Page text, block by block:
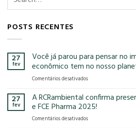
POSTS RECENTES
27
fev
Você já parou para pensar no
econômico tem no nosso
Comentários desativadosem
já
parou
para
pensar
27
fev
A RCRambiental confirma
e FCE Pharma 2025!
Comentários desativadosem